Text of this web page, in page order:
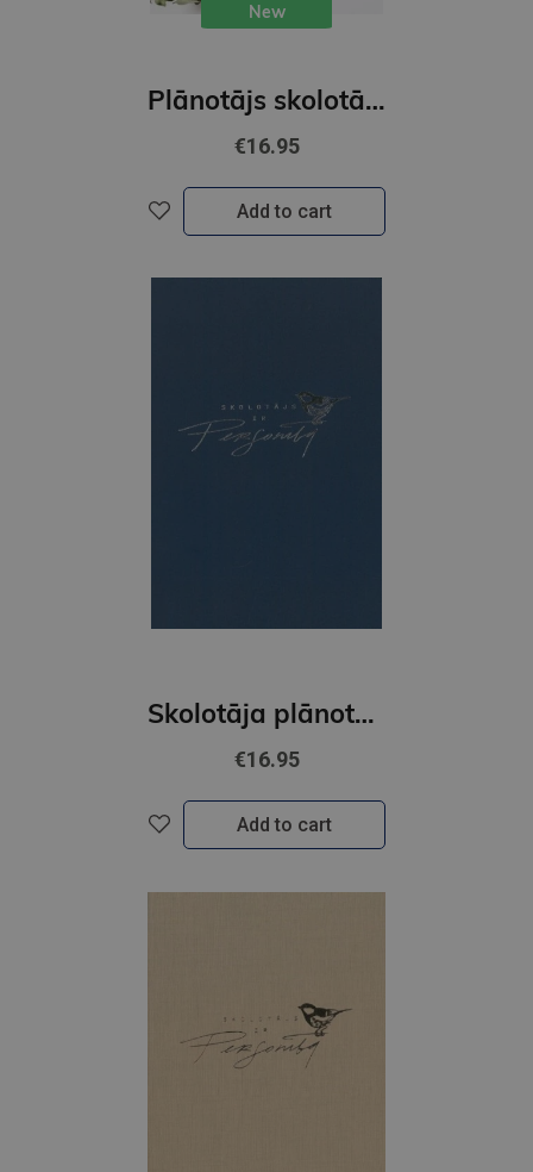
New
Plānotājs skolotājiem 26/27 Zila
€16.95
Add to cart
Skolotāja plānotājs. Ziedoņa klase. Zils
€16.95
Add to cart